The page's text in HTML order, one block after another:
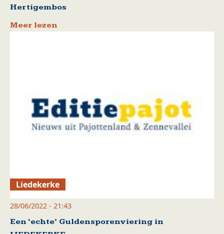
Hertigembos
Meer lezen
Liedekerke
28/06/2022 - 21:43
Een ‘echte’ Guldensporenviering in